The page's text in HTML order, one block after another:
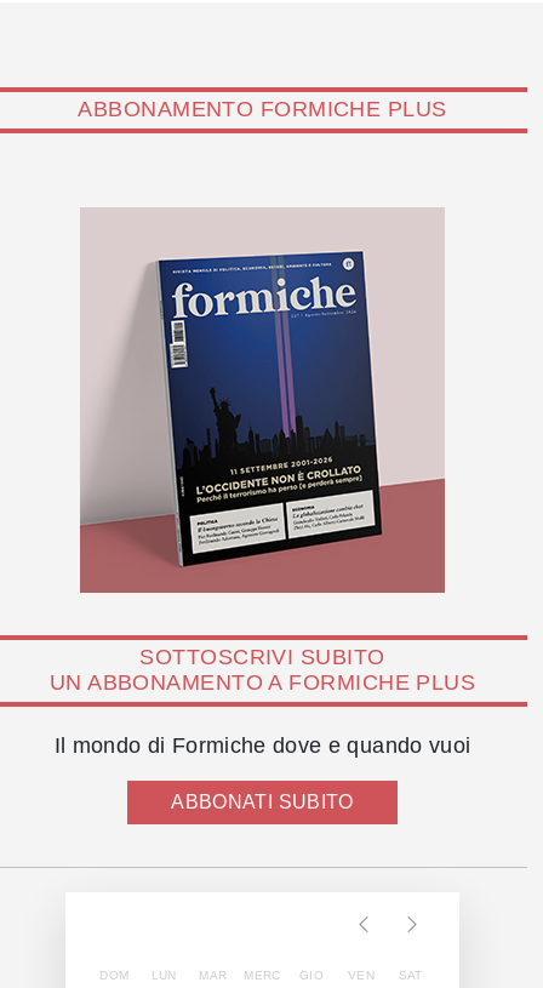
ABBONAMENTO FORMICHE PLUS
SOTTOSCRIVI SUBITO
UN ABBONAMENTO A FORMICHE PLUS
Il mondo di Formiche dove e quando vuoi
ABBONATI SUBITO
DOM LUN MAR MERC GIO VEN SAT